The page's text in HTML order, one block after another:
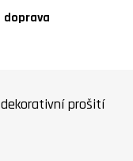
doprava
prošití